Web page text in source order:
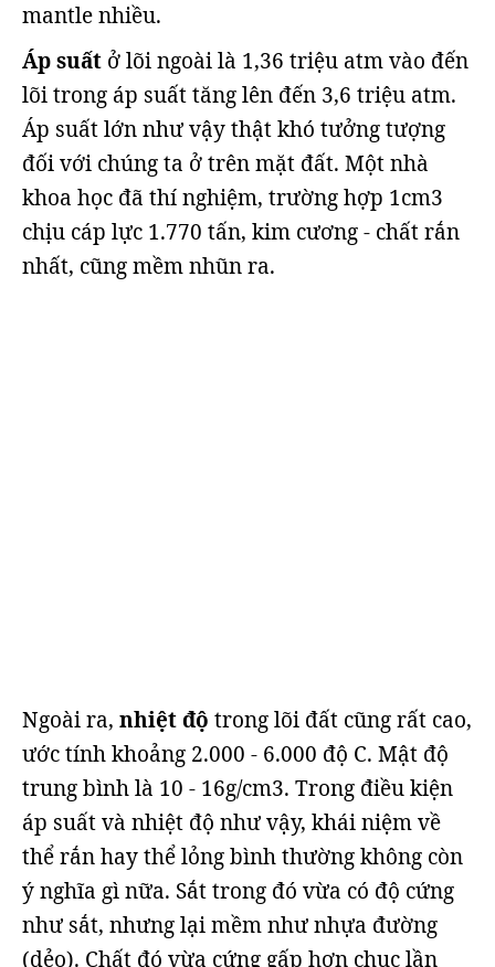
mantle nhiều.
Áp suất ở lõi ngoài là 1,36 triệu atm vào đến
lõi trong áp suất tăng lên đến 3,6 triệu atm.
Áp suất lớn như vậy thật khó tưởng tượng
đối với chúng ta ở trên mặt đất. Một nhà
khoa học đã thí nghiệm, trường hợp 1cm3
chịu cáp lực 1.770 tấn, kim cương - chất rắn
nhất, cũng mềm nhũn ra.
Ngoài ra, nhiệt độ trong lõi đất cũng rất cao,
ước tính khoảng 2.000 - 6.000 độ C. Mật độ
trung bình là 10 - 16g/cm3. Trong điều kiện
áp suất và nhiệt độ như vậy, khái niệm về
thể rắn hay thể lỏng bình thường không còn
ý nghĩa gì nữa. Sắt trong đó vừa có độ cứng
như sắt, nhưng lại mềm như nhựa đường
(dẻo). Chất đó vừa cứng gấp hơn chục lần